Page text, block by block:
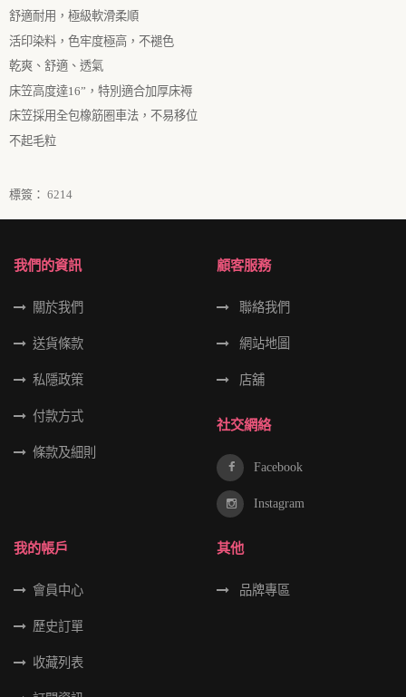
舒適耐用，極級軟滑柔順
活印染料，色牢度極高，不褪色
乾爽、舒適、透氣
床笠高度達16” ，特別適合加厚床褥
床笠採用全包橡筋圈車法，不易移位
不起毛粒
標簽： 6214
我們的資訊
關於我們
送貨條款
私隱政策
付款方式
條款及細則
顧客服務
聯絡我們
網站地圖
店舖
社交網絡
Facebook
Instagram
我的帳戶
會員中心
歷史訂單
收藏列表
其他
品牌專區